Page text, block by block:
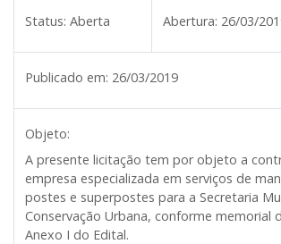
Status: Aberta Abertura: 26/03/
Publicado em: 26/03/2019
Objeto:
A presente licitação tem por objeto a
empresa especializada em serviços de
postes e superpostes para a Secretaria
Conservação Urbana, conforme memorial
Anexo I do Edital.